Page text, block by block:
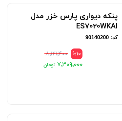
پنکه دیواری پارس خزر مدل
ES7020WKAI
کد: 90140200
%10 ۸٬۱۲۱٬۴۰۰
۷٬۳۰۹٬۰۰۰